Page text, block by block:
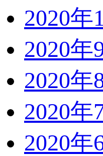
2020年
2020年
2020年
2020年
2020年